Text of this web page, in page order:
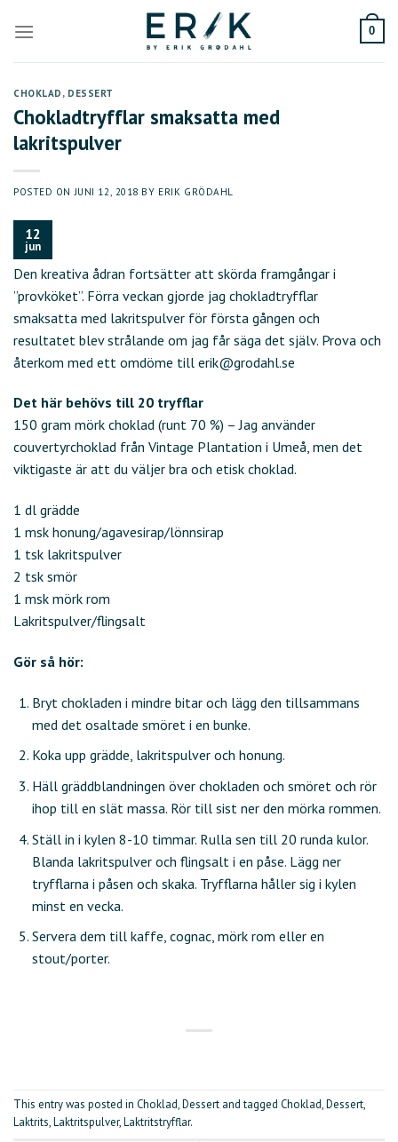
0
CHOKLAD , DESSERT
Chokladtryfflar smaksatta med
lakritspulver
POSTED ON JUNI 12, 2018 BY ERIK GRÖDAHL
12
jun
Den kreativa ådran fortsätter att skörda framgångar i
”provköket”. Förra veckan gjorde jag chokladtryfflar
smaksatta med lakritspulver för första gången och
resultatet blev strålande om jag får säga det själv. Prova och
återkom med ett omdöme till erik@grodahl.se
Det här behövs till 20 tryfflar
150 gram mörk choklad (runt 70 %) – Jag använder
couvertyrchoklad från Vintage Plantation i Umeå, men det
viktigaste är att du väljer bra och etisk choklad.
1 dl grädde
1 msk honung/agavesirap/lönnsirap
1 tsk lakritspulver
2 tsk smör
1 msk mörk rom
Lakritspulver/flingsalt
Gör så hör:
Bryt chokladen i mindre bitar och lägg den tillsammans
med det osaltade smöret i en bunke.
Koka upp grädde, lakritspulver och honung.
Häll gräddblandningen över chokladen och smöret och rör
ihop till en slät massa. Rör till sist ner den mörka rommen.
Ställ in i kylen 8-10 timmar. Rulla sen till 20 runda kulor.
Blanda lakritspulver och flingsalt i en påse. Lägg ner
tryfflarna i påsen och skaka. Tryfflarna håller sig i kylen
minst en vecka.
Servera dem till kaffe, cognac, mörk rom eller en
stout/porter.
This entry was posted in Choklad,Dessert and tagged Choklad,Dessert,
Laktrits,Laktritspulver,Laktritstryfflar.